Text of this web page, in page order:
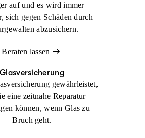
auf und es wird immer
sich gegen Schäden durch
abzusichern.
Beraten lassen
Glasversicherung
gewährleistet,
eine zeitnahe Reparatur
können, wenn Glas zu
Bruch geht.